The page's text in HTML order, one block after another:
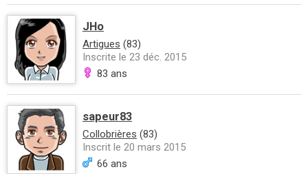
JHo
Artigues (83)
Inscrite le 23 déc. 2015
83 ans
sapeur83
Collobrières (83)
Inscrit le 20 mars 2015
66 ans